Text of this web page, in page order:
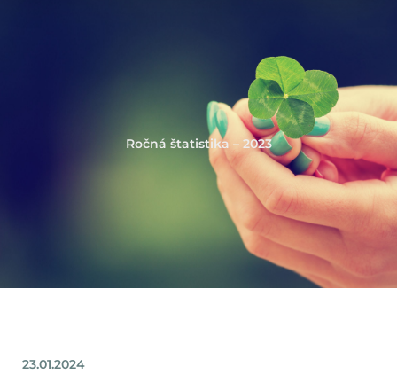
Ročná štatistika – 2023
23.01.2024